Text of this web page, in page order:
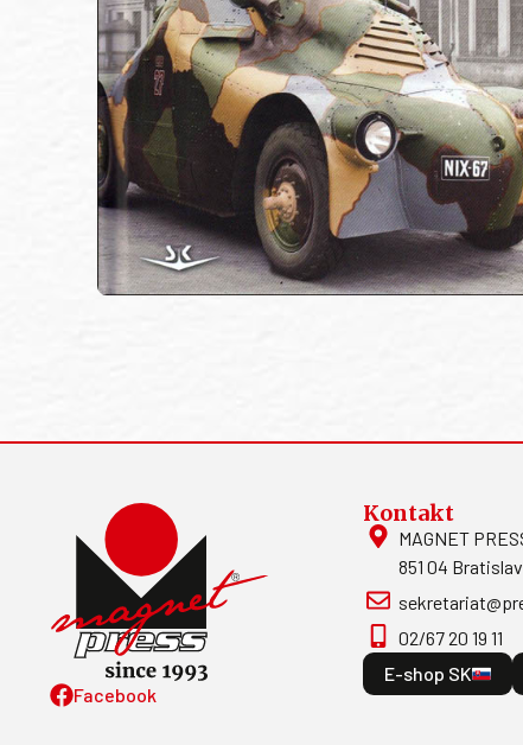
Facebook
Kontakt
MAGNET
851 04
02/67 20 19 11
E-shop SK